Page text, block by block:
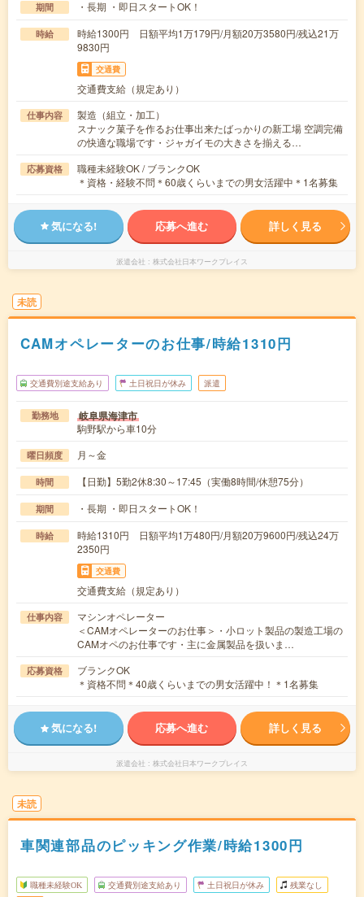
期間 ・長期 ・即日スタートOK！
時給
時給1300円 日額平均1万179円/月額20万3580円/残込21万
9830円
交通費
交通費支給（規定あり）
仕事内容
製造（組立・加工）
スナック菓子を作るお仕事出来たばっかりの新工場 空調完備
の快適な職場です・ジャガイモの大きさを揃える…
応募資格
職種未経験OK / ブランクOK
＊資格・経験不問＊60歳くらいまでの男女活躍中＊1名募集
気になる! 応募へ進む 詳しく見る
派遣会社 株式会社日本ワークプレイス
未読
CAMオペレーターのお仕事/時給1310円
交通費別途支給あり 土日祝日が休み 派遣
勤務地 岐阜県海津市
駒野駅から車10分
曜日頻度 月～金
時間 【日勤】5勤2休8:30～17:45（実働8時間/休憩75分）
期間 ・長期 ・即日スタートOK！
時給
時給1310円 日額平均1万480円/月額20万9600円/残込24万
2350円
交通費
交通費支給（規定あり）
仕事内容
マシンオペレーター
＜CAMオペレーターのお仕事＞・小ロット製品の製造工場の
CAMオペのお仕事です・主に金属製品を扱いま…
応募資格
ブランクOK
＊資格不問＊40歳くらいまでの男女活躍中！＊1名募集
気になる! 応募へ進む 詳しく見る
派遣会社 株式会社日本ワークプレイス
未読
車関連部品のピッキング作業/時給1300円
職種未経験OK 交通費別途支給あり 土日祝日が休み 残業なし